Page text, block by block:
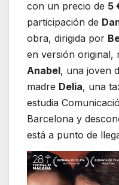
con un precio de 5
participación de
obra, dirigida por
en versión original,
Anabel, una joven
madre Delia, una
estudia
Barcelona y
está a punto de